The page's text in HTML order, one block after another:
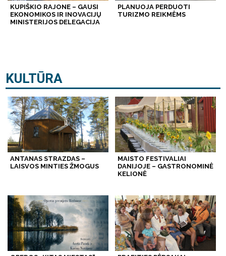
KUPIŠKIO RAJONE – GAUSI
EKONOMIKOS IR INOVACIJŲ
MINISTERIJOS DELEGACIJA
PLANUOJA PERDUOTI
TURIZMO REIKMĖMS
KULTŪRA
ANTANAS STRAZDAS –
LAISVOS MINTIES ŽMOGUS
MAISTO FESTIVALIAI
DANIJOJE – GASTRONOMINĖ
KELIONĖ